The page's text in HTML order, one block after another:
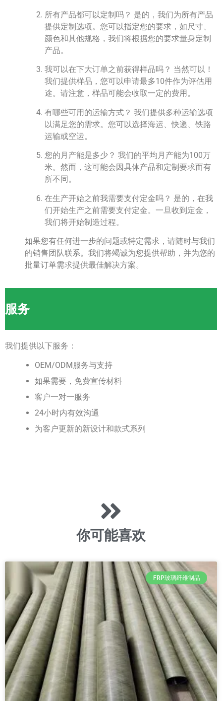
所有产品都可以定制吗？ 是的，我们为所有产品
提供定制选项。您可以指定您的要求，如尺寸、
颜色和其他规格，我们将根据您的要求量身定制
产品。
我可以在下大订单之前获得样品吗？ 当然可以！
我们提供样品，您可以申请最多10件作为评估用
途。请注意，样品可能会收取一定的费用。
有哪些可用的运输方式？ 我们提供多种运输选项
以满足您的需求。您可以选择海运、快递、铁路
运输或空运。
您的月产能是多少？ 我们的平均月产能为100万
米。然而，这可能会因具体产品和定制要求而有
所不同。
在生产开始之前我需要支付定金吗？ 是的，在我
们开始生产之前需要支付定金。一旦收到定金，
我们将开始制造过程。
如果您有任何进一步的问题或特定需求，请随时与我们
的销售团队联系。我们将竭诚为您提供帮助，并为您的
批量订单需求提供最佳解决方案。
服务
我们提供以下服务：
OEM/ODM服务与支持
如果需要，免费宣传材料
客户一对一服务
24小时内有效沟通
为客户更新的新设计和款式系列
你可能喜欢
FRP玻璃纤维制品